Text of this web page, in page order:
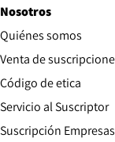
Nosotros
Quiénes somos
Venta de
Código de etica
Servicio al Suscriptor
Suscripción Empresas